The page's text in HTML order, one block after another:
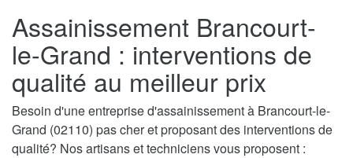
Assainissement Brancourt-
le-Grand : interventions de
qualité au meilleur prix
Besoin d'une entreprise d'assainissement à Brancourt-le-
Grand (02110) pas cher et proposant des interventions de
qualité? Nos artisans et techniciens vous proposent :